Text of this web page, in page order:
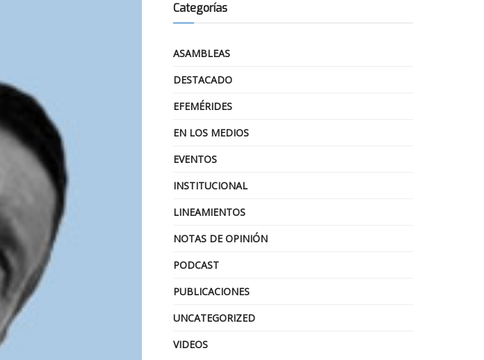
Categorías
ASAMBLEAS
DESTACADO
EFEMÉRIDES
EN LOS MEDIOS
EVENTOS
INSTITUCIONAL
LINEAMIENTOS
NOTAS DE OPINIÓN
PODCAST
PUBLICACIONES
UNCATEGORIZED
VIDEOS